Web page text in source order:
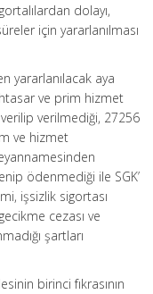
dolayı,
için yararlanılması
yararlanılacak aya
ve prim hizmet
verilmediği, 27256
ve hizmet
ödenmediği ile SGK’
işsizlik sigortası
cezası ve
şartları
birinci fıkrasının